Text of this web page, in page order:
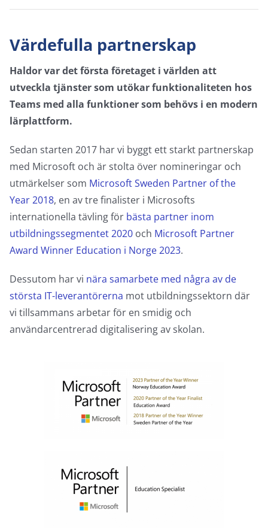
Värdefulla partnerskap
Haldor var det första företaget i världen att
utveckla tjänster som utökar funktionaliteten hos
Teams med alla funktioner som behövs i en modern
lärplattform.
Sedan starten 2017 har vi byggt ett starkt partnerskap
med Microsoft och är stolta över nomineringar och
utmärkelser som Microsoft Sweden Partner of the
Year 2018, en av tre finalister i Microsofts
internationella tävling för bästa partner inom
utbildningssegmentet 2020 och Microsoft Partner
Award Winner Education i Norge 2023.
Dessutom har vi nära samarbete med några av de
största IT-leverantörerna mot utbildningssektorn där
vi tillsammans arbetar för en smidig och
användarcentrerad digitalisering av skolan.